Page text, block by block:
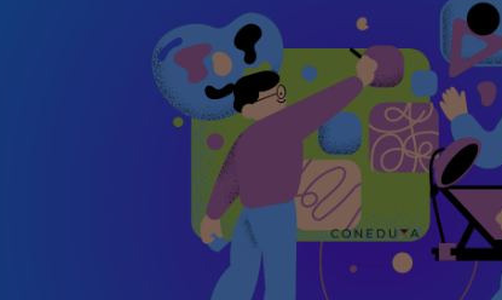
Suscribirte a nuestro
fácil. Sólo déjanos tu emal y
actualizaciones de nuestro
especiales.